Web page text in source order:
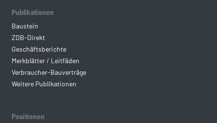
Publikationen
Baustein
ZDB-Direkt
Geschäftsberichte
Merkblätter / Leitfäden
Verbraucher-Bauverträge
Weitere Publikationen
Positionen